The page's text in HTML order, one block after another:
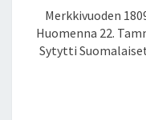
navigation
Merkkivuoden
Huomenna 22.
Sytytti